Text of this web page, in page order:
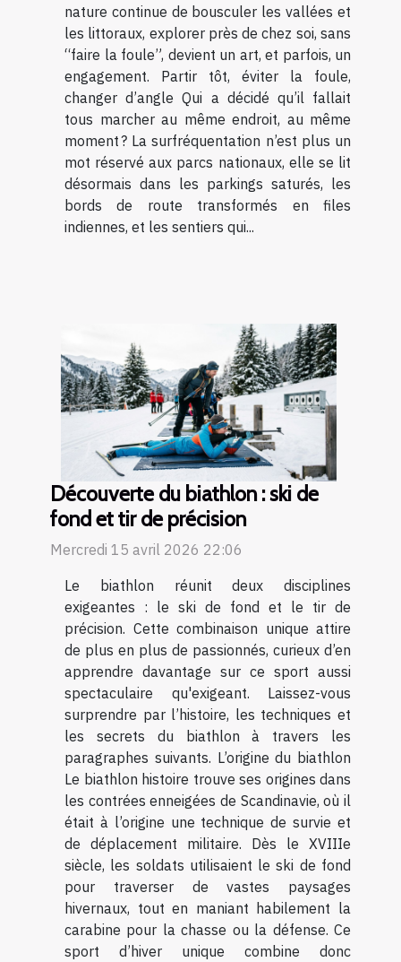
nature continue de bousculer les vallées et
les littoraux, explorer près de chez soi, sans
“faire la foule”, devient un art, et parfois, un
engagement. Partir tôt, éviter la foule,
changer d’angle Qui a décidé qu’il fallait
tous marcher au même endroit, au même
moment ? La surfréquentation n’est plus un
mot réservé aux parcs nationaux, elle se lit
désormais dans les parkings saturés, les
bords de route transformés en files
indiennes, et les sentiers qui...
Découverte du biathlon : ski de
fond et tir de précision
Mercredi 15 avril 2026 22:06
Le biathlon réunit deux disciplines
exigeantes : le ski de fond et le tir de
précision. Cette combinaison unique attire
de plus en plus de passionnés, curieux d’en
apprendre davantage sur ce sport aussi
spectaculaire qu'exigeant. Laissez-vous
surprendre par l’histoire, les techniques et
les secrets du biathlon à travers les
paragraphes suivants. L’origine du biathlon
Le biathlon histoire trouve ses origines dans
les contrées enneigées de Scandinavie, où il
était à l’origine une technique de survie et
de déplacement militaire. Dès le XVIIIe
siècle, les soldats utilisaient le ski de fond
pour traverser de vastes paysages
hivernaux, tout en maniant habilement la
carabine pour la chasse ou la défense. Ce
sport d’hiver unique combine donc